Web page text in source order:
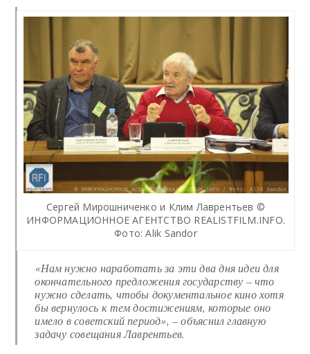
Сергей Мирошниченко и Клим Лаврентьев ©
ИНФОРМАЦИОННОЕ АГЕНТСТВО REALISTFILM.INFO.
Фото: Alik Sandor
«Нам нужно наработать за эти два дня идеи для
окончательного предложения государству – что
нужно сделать, чтобы документальное кино хотя
бы вернулось к тем достижениям, которые оно
имело в советский период», – объяснил главную
задачу совещания Лаврентьев.